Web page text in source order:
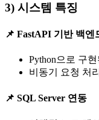
3) 시스템 특징
📌 FastAPI 기반 백엔
Python으로 구
비동기 요청 처
📌 SQL Server 연동